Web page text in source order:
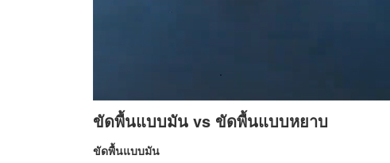
ขัดพื้นแบบมัน vs ขัดพื้นแบบหยาบ
ขัดพื้นแบบมัน